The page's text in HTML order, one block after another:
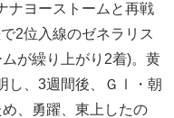
ナヨーストームと再戦
2位入線のゼネラリス
が繰り上がり2着)。黄
し、3週間後、ＧⅠ・朝
、勇躍、東上したの